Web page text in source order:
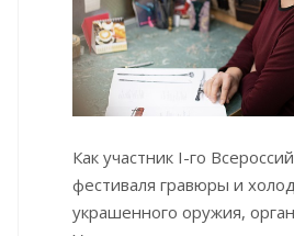
Как участник I-го
фестиваля гравюры и
украшенного оружия,